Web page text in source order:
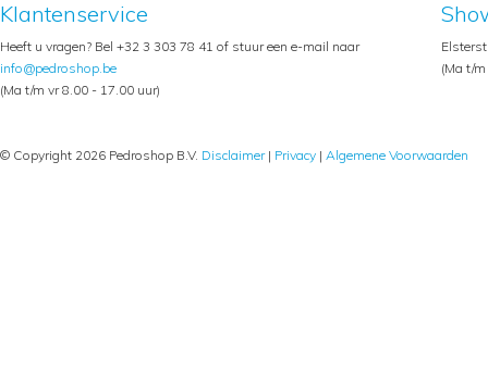
Klantenservice
Heeft u vragen? Bel +32 3 303 78 41 of stuur een e-mail naar
info@pedroshop.be
(Ma t/m vr 8.00 - 17.00 uur)
(Ma t/
© Copyright 2026 Pedroshop B.V. Disclaimer| Privacy | Algemene Voorwaarden